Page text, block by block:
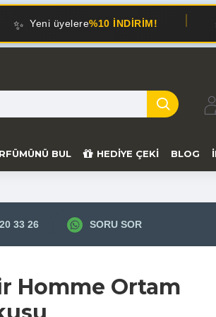
%10 İNDİRİM! 🚚 KAPIDA
BUL HEDIYE ÇEKI BLOG
33 26 SORU SOR
Homme Ortam